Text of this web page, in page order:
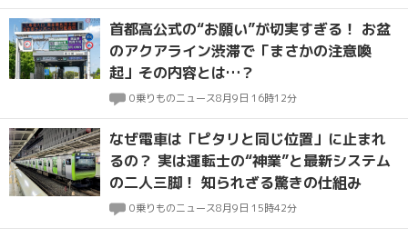
首都高公式の“お願い”が切実すぎる！ お盆
のアクアライン渋滞で「まさかの注意喚
起」その内容とは…？
0乗りものニュース8月9日 16時12分
なぜ電車は「ピタリと同じ位置」に止まれ
るの？ 実は運転士の“神業”と最新システム
の二人三脚！ 知られざる驚きの仕組み
0乗りものニュース8月9日 15時42分